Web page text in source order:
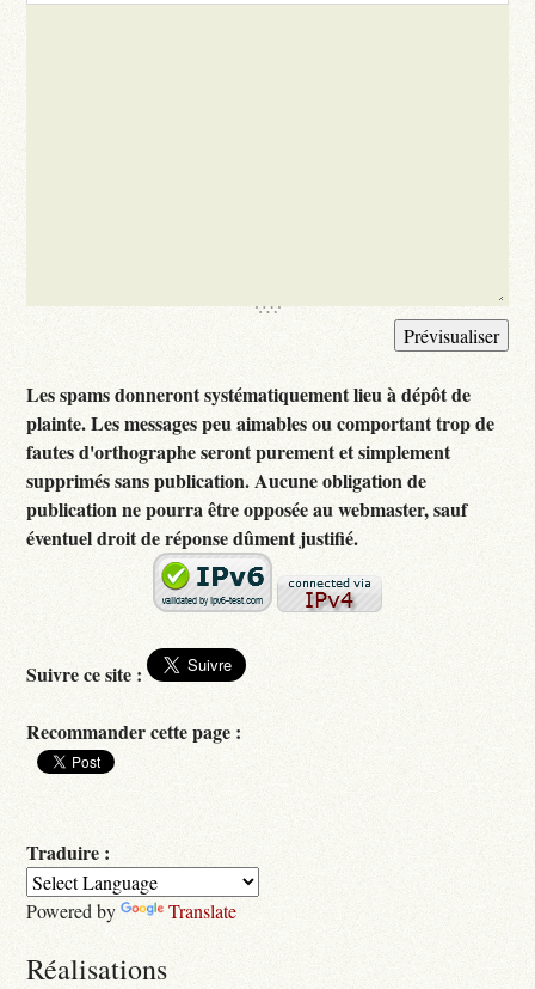
Les spams donneront systématiquement lieu à dépôt de
plainte. Les messages peu aimables ou comportant trop de
fautes d'orthographe seront purement et simplement
supprimés sans publication. Aucune obligation de
publication ne pourra être opposée au webmaster, sauf
éventuel droit de réponse dûment justifié.
Suivre ce site :
Recommander cette page :
Traduire :
Powered by Translate
Réalisations